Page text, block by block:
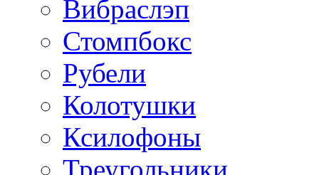
Вибраслэп
Стомпбокс
Рубели
Колотушки
Ксилофоны